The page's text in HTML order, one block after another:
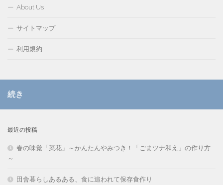
About Us
サイトマップ
利用規約
続き
最近の投稿
春の味覚「菜花」～かんたんやみつき！「ごまツナ和え」の作り方
～
田舎暮らしあるある、食に追われて保存食作り